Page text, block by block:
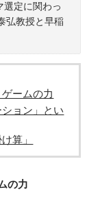
選定に関わっ
弘教授と早稲
ームの力
ョン」とい
算」
の力